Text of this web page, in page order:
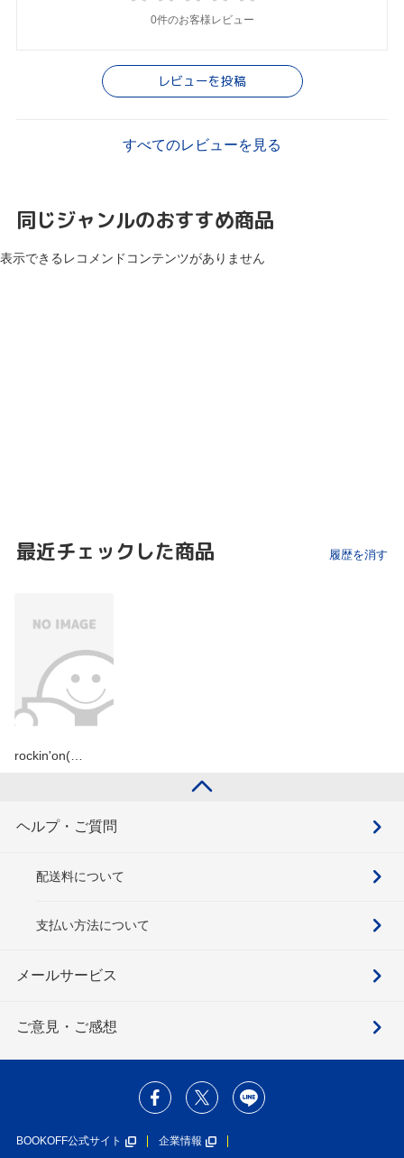
0件のお客様レビュー
レビューを投稿
すべてのレビューを見る
同じジャンルのおすすめ商品
表示できるレコメンドコンテンツがありません
最近チェックした商品 履歴を消す
rockin'on(…
ヘルプ・ご質問
配送料について
支払い方法について
メールサービス
ご意見・ご感想
BOOKOFF公式サイト 企業情報